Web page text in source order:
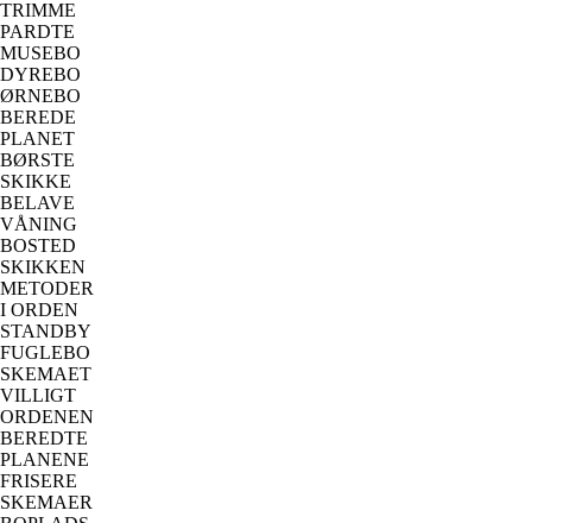
TRIMME
PARDTE
MUSEBO
DYREBO
ØRNEBO
BEREDE
PLANET
BØRSTE
SKIKKE
BELAVE
VÅNING
BOSTED
SKIKKEN
METODER
I ORDEN
STANDBY
FUGLEBO
SKEMAET
VILLIGT
ORDENEN
BEREDTE
PLANENE
FRISERE
SKEMAER